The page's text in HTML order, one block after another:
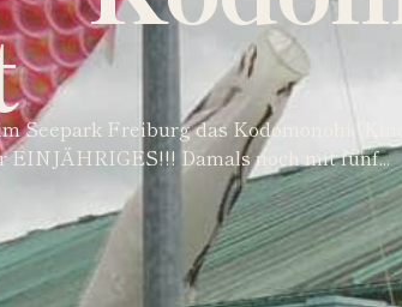
Seepark Freiburg das Kodomonohi
EINJÄHRIGES!!! Damals noch mit fünf...